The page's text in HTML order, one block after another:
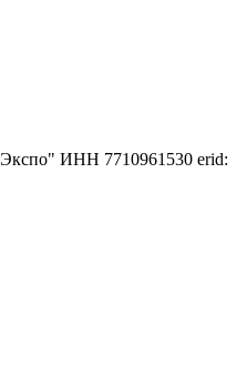
ИНН 7710961530 erid: